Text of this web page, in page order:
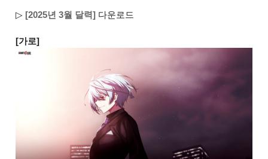
▷ [2025년 3월 달력] 다운로드
[가로]